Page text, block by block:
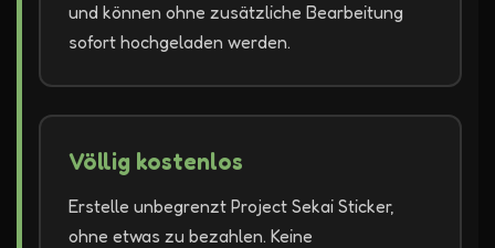
und können ohne zusätzliche Bearbeitung
sofort hochgeladen werden.
Völlig kostenlos
Erstelle unbegrenzt Project Sekai Sticker,
ohne etwas zu bezahlen. Keine